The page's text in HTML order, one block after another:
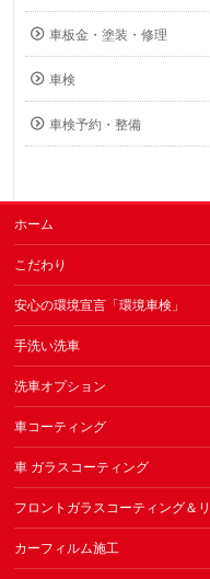
車板金・塗装・修理
車検
車検予約・整備
ホーム
こだわり
安心の環境宣言「環境車検」
手洗い洗車
洗車オプション
車コーティング
車 ガラスコーティング
フロントガラスコーティング＆
カーフィルム施工